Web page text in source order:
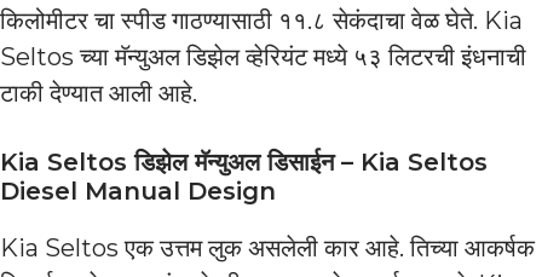
किलोमीटर चा स्पीड गाठण्यासाठी ११.८ सेकंदाचा वेळ घेते. Kia
Seltos च्या मॅन्युअल डिझेल व्हेरियंट मध्ये ५३ लिटरची इंधनाची
टाकी देण्यात आली आहे.
Kia Seltos डिझेल मॅन्युअल डिसाईन – Kia Seltos
Diesel Manual Design
Kia Seltos एक उत्तम लुक असलेली कार आहे. तिच्या आकर्षक